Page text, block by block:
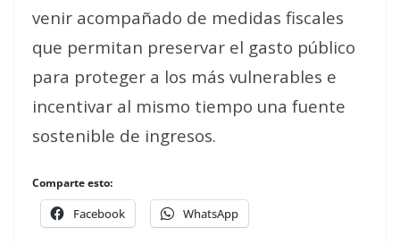
venir acompañado de medidas fiscales
que permitan preservar el gasto público
para proteger a los más vulnerables e
incentivar al mismo tiempo una fuente
sostenible de ingresos.
Comparte esto:
Facebook WhatsApp